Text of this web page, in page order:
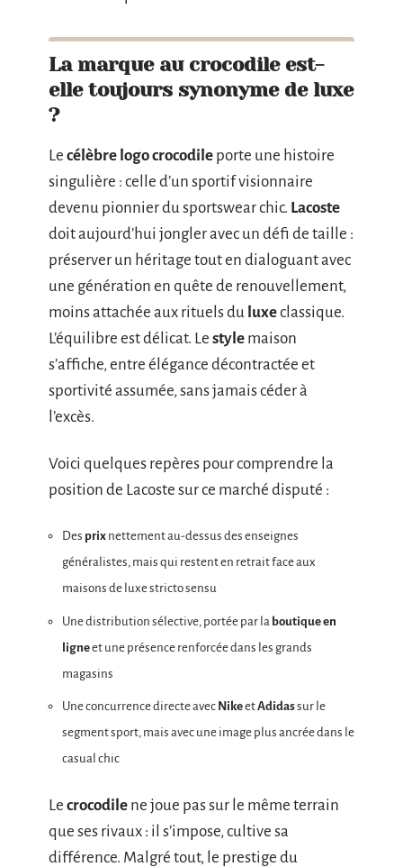
La marque au crocodile est-
elle toujours synonyme de luxe
?
Le célèbre logo crocodile porte une histoire
singulière : celle d’un sportif visionnaire
devenu pionnier du sportswear chic. Lacoste
doit aujourd’hui jongler avec un défi de taille :
préserver un héritage tout en dialoguant avec
une génération en quête de renouvellement,
moins attachée aux rituels du luxeclassique.
L’équilibre est délicat. Le style maison
s’affiche, entre élégance décontractée et
sportivité assumée, sans jamais céder à
l’excès.
Voici quelques repères pour comprendre la
position de Lacoste sur ce marché disputé :
Des prix nettement au-dessus des enseignes
généralistes, mais qui restent en retrait face aux
maisons de luxe stricto sensu
Une distribution sélective, portée par la boutique en
ligneet une présence renforcée dans les grands
magasins
Une concurrence directe avec NikeetAdidassur le
segment sport, mais avec une image plus ancrée dans le
casual chic
Le crocodile ne joue pas sur le même terrain
que ses rivaux : il s’impose, cultive sa
différence. Malgré tout, le prestige du